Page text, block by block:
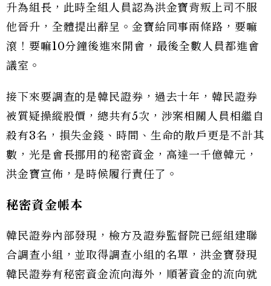
升為組長，此時全組人員認為洪金寶背叛上司不服
他晉升，全體提出辭呈。金寶給同事兩條路，要嘛
滾！要嘛10分鐘後進來開會，最後全數人員都進會
議室。
接下來要調查的是韓民證券，過去十年，韓民證券
被質疑操縱股價，總共有5次，涉案相關人員相繼自
殺有3名，損失金錢、時間、生命的散戶更是不計其
數，光是會長挪用的秘密資金，高達一千億韓元，
洪金寶宣佈，是時候履行責任了。
秘密資金帳本
韓民證券內部發現，檢方及證券監督院已經組建聯
合調查小組，並取得調查小組的名單，洪金寶發現
韓民證券有秘密資金流向海外，順著資金的流向就